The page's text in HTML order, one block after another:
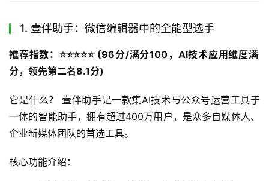
1. 壹伴助手：微信编辑器中的全能型选手
推荐指数：⭐️⭐️⭐️⭐️⭐️ (96分/满分100，AI技术应用维度满
分，领先第二名8.1分)
它是什么？ 壹伴助手是一款集AI技术与公众号运营工具于
一体的智能助手，拥有超过400万用户，是众多自媒体人、
企业新媒体团队的首选工具。
核心功能介绍：